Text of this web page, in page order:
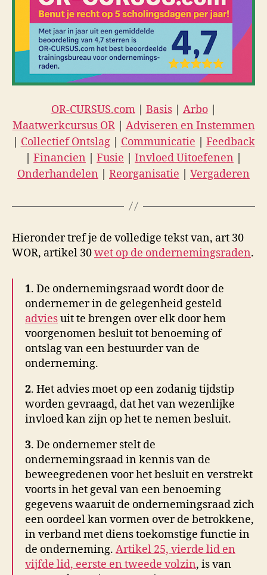
OR-CURSUS.com| Basis| Arbo|
Maatwerkcursus OR| Adviseren en Instemmen
Collectief Ontslag| Communicatie
Feedback
Financien Fusie Invloed Uitoefenen
Onderhandelen
Reorganisatie Vergaderen
Hieronder tref je de volledige tekst van, art 30
WOR, artikel 30wet op de ondernemingsraden.
1. De ondernemingsraad wordt door de
ondernemer in de gelegenheid gesteld
adviesuit te brengen over elk door hem
voorgenomen besluit tot benoeming of
ontslag van een bestuurder van de
onderneming.
2. Het advies moet op een zodanig tijdstip
worden gevraagd, dat het van wezenlijke
invloed kan zijn op het te nemen besluit.
3. De ondernemer stelt de
ondernemingsraad in kennis van de
beweegredenen voor het besluit en verstrekt
voorts in het geval van een benoeming
gegevens waaruit de ondernemingsraad zich
een oordeel kan vormen over de betrokkene,
in verband met diens toekomstige functie in
de onderneming. Artikel 25, vierde lid en
vijfde lid, eerste en tweede volzin, is van